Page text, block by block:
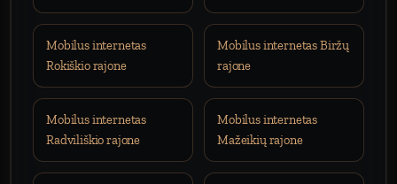
Mobilus internetas
Rokiškio rajone
Mobilus internetas Biržų
rajone
Mobilus internetas
Radviliškio rajone
Mobilus internetas
Mažeikių rajone